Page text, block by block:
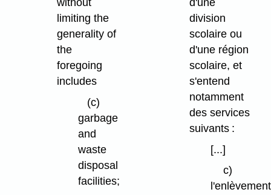
limiting the
generality of
the
foregoing
includes
(c)
garbage
and
waste
disposal
facilities;
division
scolaire ou
d'une région
scolaire, et
s'entend
notamment
des services
suivants :
[...]
c)
l'enlèvement